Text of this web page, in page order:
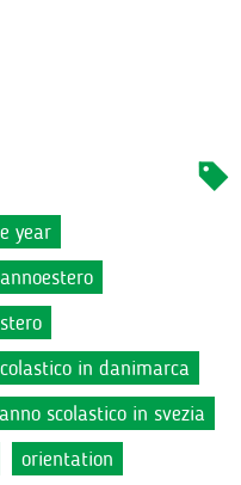
year
in danimarca
anno scolastico in svezia
orientation